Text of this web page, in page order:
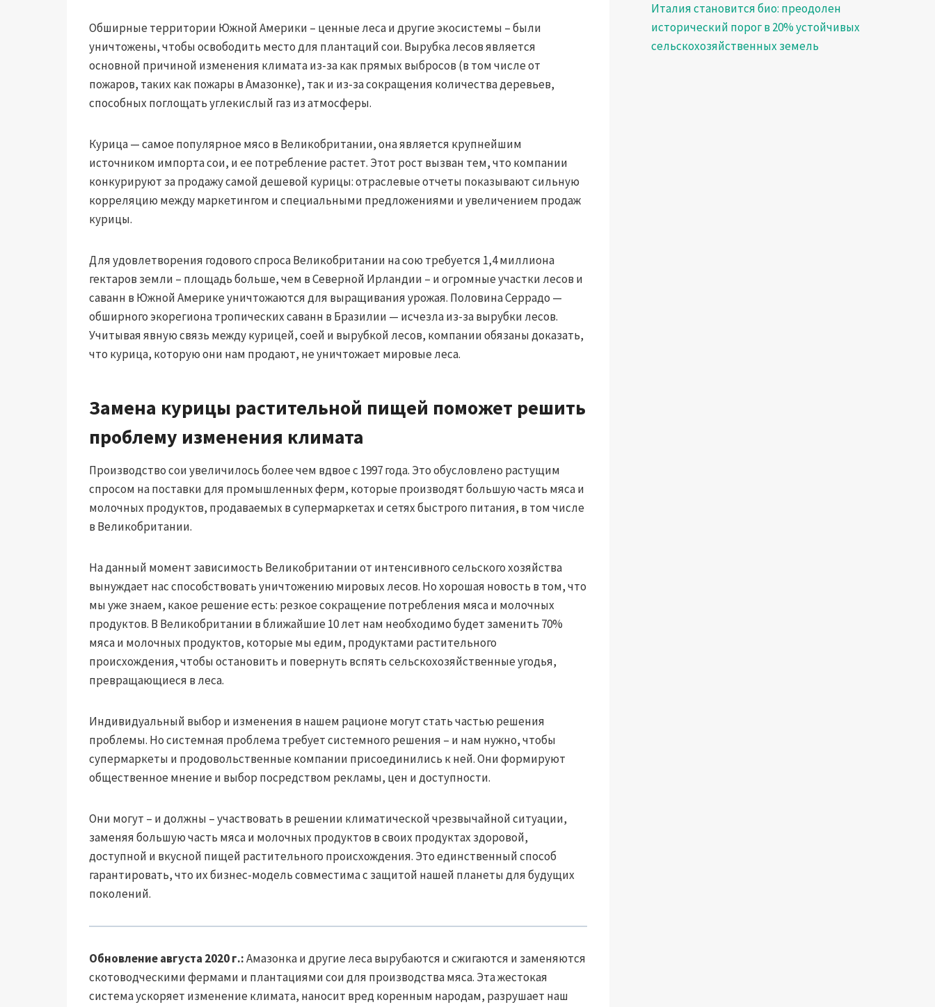
Обширные территории Южной Америки – ценные леса и другие экосистемы – были
уничтожены, чтобы освободить место для плантаций сои. Вырубка лесов является
основной причиной изменения климата из-за как прямых выбросов (в том числе от
пожаров, таких как пожары в Амазонке), так и из-за сокращения количества деревьев,
способных поглощать углекислый газ из атмосферы.
Курица — самое популярное мясо в Великобритании, она является крупнейшим
источником импорта сои, и ее потребление растет. Этот рост вызван тем, что компании
конкурируют за продажу самой дешевой курицы: отраслевые отчеты показывают сильную
корреляцию между маркетингом и специальными предложениями и увеличением продаж
курицы.
Для удовлетворения годового спроса Великобритании на сою требуется 1,4 миллиона
гектаров земли – площадь больше, чем в Северной Ирландии – и огромные участки лесов и
саванн в Южной Америке уничтожаются для выращивания урожая. Половина Серрадо —
обширного экорегиона тропических саванн в Бразилии — исчезла из-за вырубки лесов.
Учитывая явную связь между курицей, соей и вырубкой лесов, компании обязаны доказать,
что курица, которую они нам продают, не уничтожает мировые леса.
Замена курицы растительной пищей поможет решить
проблему изменения климата
Производство сои увеличилось более чем вдвое с 1997 года. Это обусловлено растущим
спросом на поставки для промышленных ферм, которые производят большую часть мяса и
молочных продуктов, продаваемых в супермаркетах и ​​сетях быстрого питания, в том числе
в Великобритании.
На данный момент зависимость Великобритании от интенсивного сельского хозяйства
вынуждает нас способствовать уничтожению мировых лесов. Но хорошая новость в том, что
мы уже знаем, какое решение есть: резкое сокращение потребления мяса и молочных
продуктов. В Великобритании в ближайшие 10 лет нам необходимо будет заменить 70%
мяса и молочных продуктов, которые мы едим, продуктами растительного
происхождения, чтобы остановить и повернуть вспять сельскохозяйственные угодья,
превращающиеся в леса.
Индивидуальный выбор и изменения в нашем рационе могут стать частью решения
проблемы. Но системная проблема требует системного решения – и нам нужно, чтобы
супермаркеты и продовольственные компании присоединились к ней. Они формируют
общественное мнение и выбор посредством рекламы, цен и доступности.
Они могут – и должны – участвовать в решении климатической чрезвычайной ситуации,
заменяя большую часть мяса и молочных продуктов в своих продуктах здоровой,
доступной и вкусной пищей растительного происхождения. Это единственный способ
гарантировать, что их бизнес-модель совместима с защитой нашей планеты для будущих
поколений.
Обновление августа 2020 г.:Амазонка и другие леса вырубаются и сжигаются и заменяются
скотоводческими фермами и плантациями сои для производства мяса. Эта жестокая
система ускоряет изменение климата, наносит вред коренным народам, разрушает наш
Италия становится био: преодолен
исторический порог в 20% устойчивых
сельскохозяйственных земель